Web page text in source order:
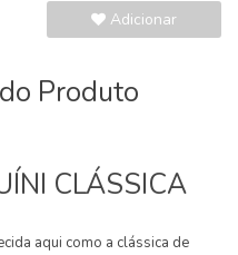
Adicionar
Produto
CLÁSSICA
aqui como a clássica de